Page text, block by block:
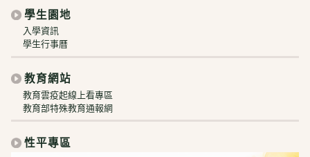
學生園地
入學資訊
學生行事曆
教育網站
教育雲疫起線上看專區
教育部特殊教育通報網
性平專區